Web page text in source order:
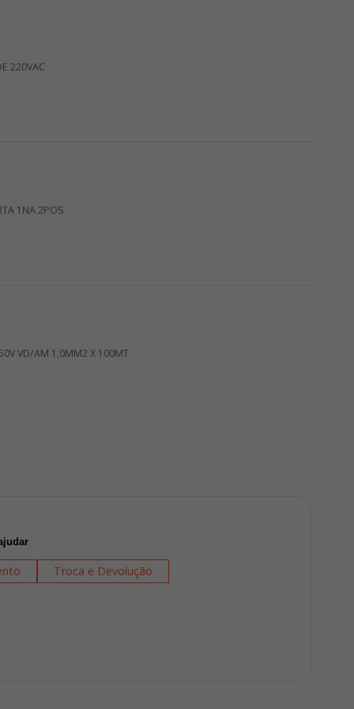
220VAC
1NA 2POS
VD/AM 1,0MM2 X 100MT
Troca e Devolução